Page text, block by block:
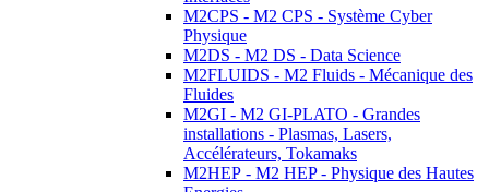
M2CPS - M2 CPS - Système Cyber
Physique
M2DS - M2 DS - Data Science
M2FLUIDS - M2 Fluids - Mécanique des
Fluides
M2GI - M2 GI-PLATO - Grandes
installations - Plasmas, Lasers,
Accélérateurs, Tokamaks
M2HEP - M2 HEP - Physique des Hautes